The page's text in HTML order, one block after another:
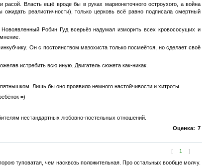
Власть ещё вроде бы в руках марионеточного остроухого, а война
реалистичности), только церковь всё равно подписала смертный
Робин Гуд всерьёз надумал изморить всех кровососущих и
Он с постоянством мазохиста только посмеётся, но сделает своё
истребить всю иную. Двигатель сюжета как-никак.
Лишь бы оно проявило немного настойчивости и хитроты.
=)
нестандартных любовно-постельных отношений.
Оценка: 7
[ 1 ]
туповатая, чем насквозь положительная. Про остальных вообще молчу.